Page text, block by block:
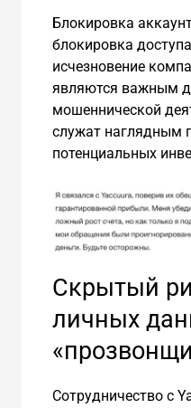
Блокировка
блокировка
исчезновение
являются важным
мошеннической
служат наглядным
потенциальных
Скрытый
личных
Сотрудничество с